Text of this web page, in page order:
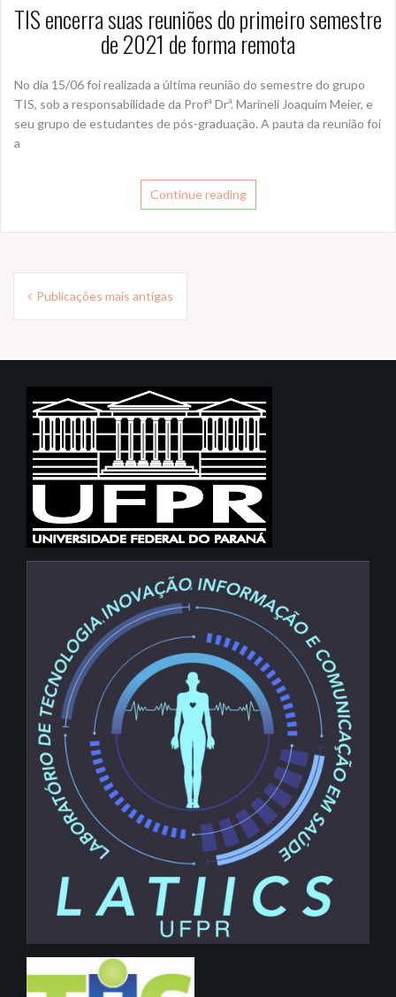
TIS encerra suas reuniões do primeiro semestre
de 2021 de forma remota
No dia 15/06 foi realizada a última reunião do semestre do grupo
TIS, sob a responsabilidade da Profª Drª. Marineli Joaquim Meier, e
seu grupo de estudantes de pós-graduação. A pauta da reunião foi
a
Continue reading
Navegação
Publicações mais antigas